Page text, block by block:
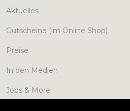
Aktuelles
Gutscheine (im Online Shop)
Preise
In den Medien
Jobs & More